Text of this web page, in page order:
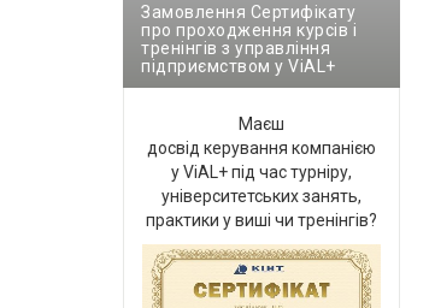
Замовлення Сертифікату
про проходження курсів і
тренінгів з управління
підприємством у ViAL+
Маєш
досвід керування компанією
у ViAL+ під час турніру,
університетських занять,
практики у виші чи тренінгів?